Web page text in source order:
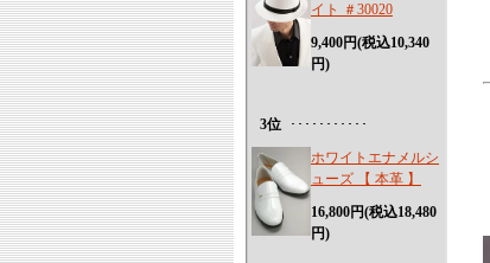
イト ＃30020
9,400円(税込10,340
円)
3位
･･･････････
ホワイトエナメルシ
ューズ 【 本革 】
16,800円(税込18,480
円)